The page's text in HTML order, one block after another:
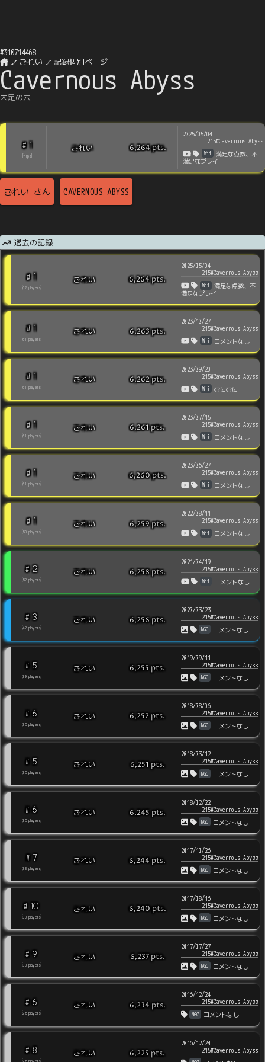
#310714468
ごれい
記録個別ページ
Cavernous Abyss
大足の穴
# 1
? rps]
ごれい 6,264pts.
2025/05/04
215#Cavernous Abyss
Wii
満足な点数、不
満足なプレイ
ごれい さん CAVERNOUS ABYSS
過去の記録
# 1
62 players
ごれい 6,264pts.
2025/05/04
215#Cavernous Abyss
Wii
満足な点数、不
満足なプレイ
# 1
61 players
ごれい 6,263pts.
2023/10/27
215#Cavernous Abyss
Wii コメントなし
# 1
61 players
ごれい 6,262pts.
2023/09/20
215#Cavernous Abyss
Wii むにむに
# 1
61 players
ごれい 6,261pts.
2023/07/15
215#Cavernous Abyss
Wii コメントなし
# 1
61 players
ごれい 6,260pts.
2023/06/27
215#Cavernous Abyss
Wii コメントなし
# 1
59 players
ごれい 6,259pts.
2022/08/11
215#Cavernous Abyss
Wii コメントなし
# 2
52 players
ごれい 6,258 pts.
2021/04/19
215#Cavernous Abyss
Wii コメントなし
# 3
42 players
ごれい 6,256 pts.
2020/03/23
215#Cavernous Abyss
NGC コメントなし
# 5
39 players
ごれい 6,255 pts.
2019/09/11
215#Cavernous Abyss
NGC コメントなし
# 6
35 players
ごれい 6,252 pts.
2018/08/06
215#Cavernous Abyss
NGC コメントなし
# 5
35 players
ごれい 6,251 pts.
2018/03/12
215#Cavernous Abyss
NGC コメントなし
# 6
35 players
ごれい 6,245 pts.
2018/02/22
215#Cavernous Abyss
NGC コメントなし
# 7
33 players
ごれい 6,244 pts.
2017/10/26
215#Cavernous Abyss
NGC コメントなし
# 10
30 players
ごれい 6,240 pts.
2017/08/16
215#Cavernous Abyss
NGC コメントなし
# 9
30 players
ごれい 6,237 pts.
2017/07/27
215#Cavernous Abyss
NGC コメントなし
# 6
25 players
ごれい 6,234 pts.
2016/12/24
215#Cavernous Abyss
NGC コメントなし
# 8 ごれい 6,225 pts.
2016/12/24
215#Cavernous Abyss